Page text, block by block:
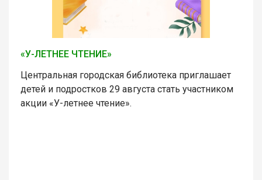
«У-ЛЕТНЕЕ ЧТЕНИЕ»
Центральная городская библиотека приглашает
детей и подростков 29 августа стать участником
акции «У-летнее чтение».